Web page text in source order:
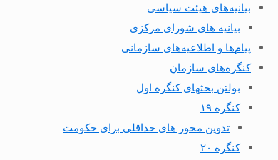
بیانیه‌های هیئت سیاسی
بیانیه های شورای مرکزی
پیام‌ها و اطلاعیه‌های سازمانی
کنگره‌های سازمان
بولتن بحثهای کنگره اول
کنگره ۱۹
تدوین محور های حداقلی برای حکومت
کنگره ۲۰